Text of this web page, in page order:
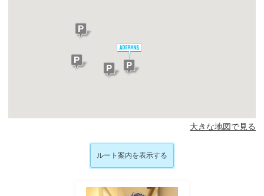
大きな地図で見る
ルート案内を表示する